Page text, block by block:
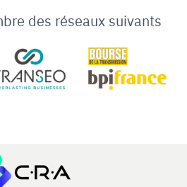
des réseaux suivants